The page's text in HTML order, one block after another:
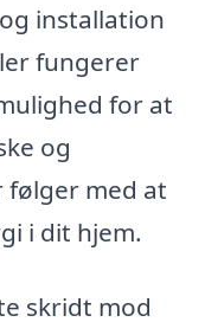
installation
fungerer
for at
og
med at
i dit hjem.
skridt mod